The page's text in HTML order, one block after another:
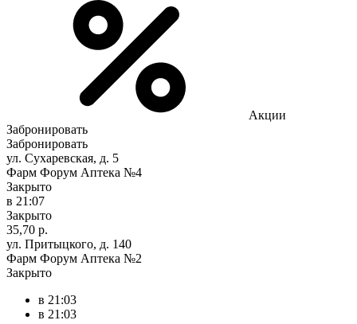
Акции
Забронировать
Забронировать
ул. Сухаревская, д. 5
Фарм Форум Аптека №4
Закрыто
в 21:07
Закрыто
35,70 р.
ул. Притыцкого, д. 140
Фарм Форум Аптека №2
Закрыто
в 21:03
в 21:03